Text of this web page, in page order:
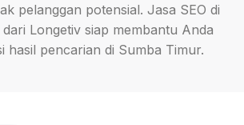
pelanggan potensial. Jasa SEO di
Longetiv siap membantu Anda
hasil pencarian di Sumba Timur.